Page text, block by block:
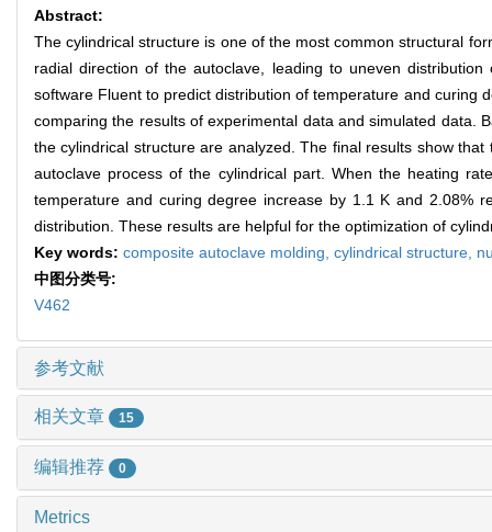
Abstract:
The cylindrical structure is one of the most common structural
radial direction of the autoclave, leading to uneven
software Fluent to predict distribution of temperature and curing
comparing the results of experimental data and simulated data.
the cylindrical structure are analyzed. The final results show
autoclave process of the cylindrical part. When the heating
temperature and curing degree increase by 1.1 K and 2.08%
distribution. These results are helpful for the optimization of
Key words: composite autoclave molding, cylindrical structure,
中图分类号:
V462
参考文献
相关文章 15
编辑推荐 0
Metrics